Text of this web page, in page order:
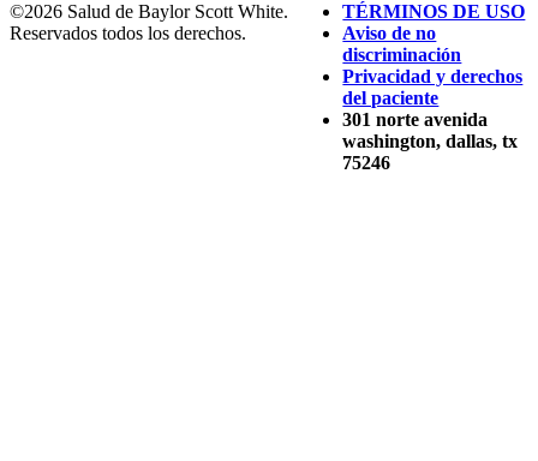
©2026 Salud de Baylor Scott White.
Reservados todos los derechos.
TÉRMINOS DE USO
Aviso de no
discriminación
Privacidad y derechos
del paciente
301 norte avenida
washington, dallas, tx
75246